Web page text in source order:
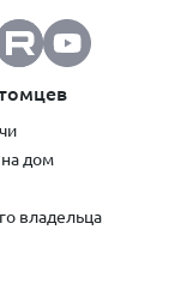
дом
владельца